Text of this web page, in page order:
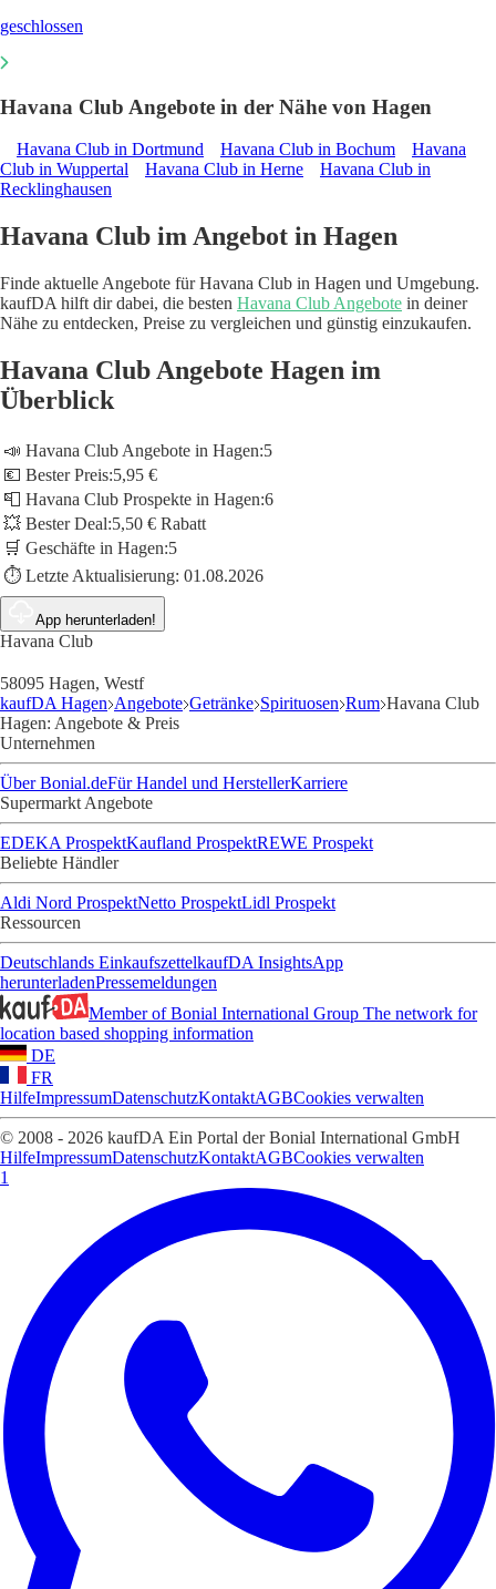
geschlossen
Havana Club Angebote in der Nähe von Hagen
Havana Club in Dortmund Havana Club in Bochum
Havana
Club in Wuppertal
Havana Club in Herne
Havana Club in
Recklinghausen
Havana Club im Angebot in Hagen
Finde aktuelle Angebote für Havana Club in Hagen und Umgebung.
kaufDA hilft dir dabei, die besten Havana Club Angebote in deiner
Nähe zu entdecken, Preise zu vergleichen und günstig einzukaufen.
Havana Club Angebote Hagen im
Überblick
📣 Havana Club Angebote in Hagen:5
💶 Bester Preis:5,95 €
📮 Havana Club Prospekte in Hagen:6
💥 Bester Deal:5,50 € Rabatt
🛒 Geschäfte in Hagen:5
⏱️ Letzte Aktualisierung: 01.08.2026
App herunterladen!
Havana Club
58095 Hagen, Westf
kaufDA Hagen Angebote Getränke Spirituosen Rum Havana Club
Hagen: Angebote & Preis
Unternehmen
Über Bonial.deFür Handel und HerstellerKarriere
Supermarkt Angebote
EDEKA ProspektKaufland ProspektREWE Prospekt
Beliebte Händler
Aldi Nord ProspektNetto ProspektLidl Prospekt
Ressourcen
Deutschlands EinkaufszettelkaufDA InsightsApp
herunterladenPressemeldungen
Member of Bonial International Group The network for
location based shopping information
DE
FR
HilfeImpressumDatenschutzKontaktAGBCookies verwalten
© 2008 - 2026 kaufDA Ein Portal der Bonial International GmbH
HilfeImpressumDatenschutzKontaktAGBCookies verwalten
1